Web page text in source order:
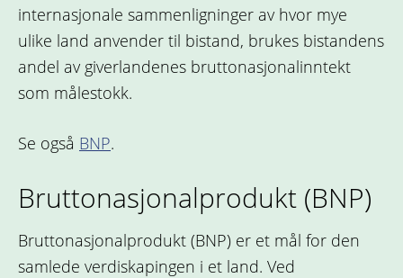
internasjonale sammenligninger av hvor mye
ulike land anvender til bistand, brukes bistandens
andel av giverlandenes bruttonasjonalinntekt
som målestokk.
Se også BNP.
Bruttonasjonalprodukt (BNP)
Bruttonasjonalprodukt (BNP) er et mål for den
samlede verdiskapingen i et land. Ved